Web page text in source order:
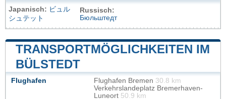
Japanisch: ビュル
シュテット
Russisch:
Бюльштедт
TRANSPORTMÖGLICHKEITEN IM
BÜLSTEDT
Flughafen Flughafen Bremen 30.8 km
Verkehrslandeplatz Bremerhaven-
Luneort 50.9 km